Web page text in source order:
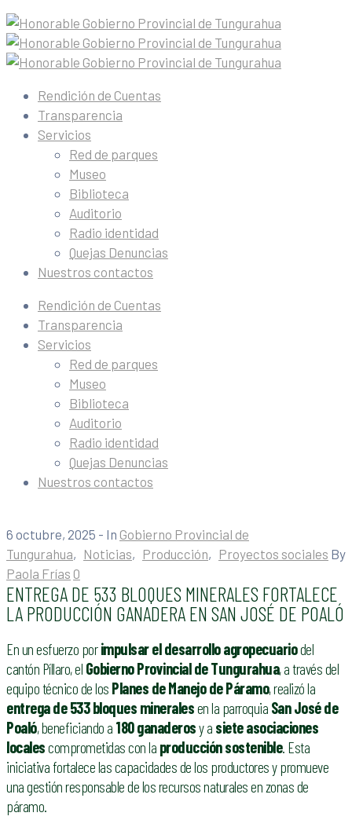
Rendición de Cuentas
Transparencia
Servicios
Red de parques
Museo
Biblioteca
Auditorio
Radio identidad
Quejas Denuncias
Nuestros contactos
Rendición de Cuentas
Transparencia
Servicios
Red de parques
Museo
Biblioteca
Auditorio
Radio identidad
Quejas Denuncias
Nuestros contactos
6 octubre, 2025 - In Gobierno Provincial de
Tungurahua‚ Noticias‚ Producción‚ Proyectos sociales By
Paola Frías 0
ENTREGA DE 533 BLOQUES MINERALES FORTALECE
LA PRODUCCIÓN GANADERA EN SAN JOSÉ DE POALÓ
En un esfuerzo porimpulsar el desarrollo agropecuariodel
cantón Píllaro, el Gobierno Provincial de Tungurahua, a través del
equipo técnico de los Planes de Manejo de Páramo, realizó la
entrega de 533 bloques mineralesen la parroquia San José de
Poaló, beneficiando a 180 ganaderosy a siete asociaciones
localescomprometidas con la producción sostenible. Esta
iniciativa fortalece las capacidades de los productores y promueve
una gestión responsable de los recursos naturales en zonas de
páramo.